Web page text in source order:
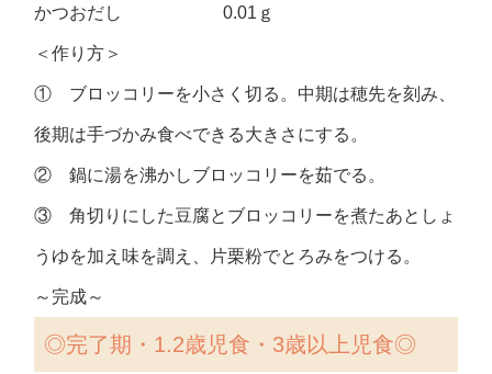
かつおだし 0.01ｇ
＜作り方＞
① ブロッコリーを小さく切る。中期は穂先を刻み、
後期は手づかみ食べできる大きさにする。
② 鍋に湯を沸かしブロッコリーを茹でる。
③ 角切りにした豆腐とブロッコリーを煮たあとしょ
うゆを加え味を調え、片栗粉でとろみをつける。
～完成～
◎完了期・1.2歳児食・3歳以上児食◎